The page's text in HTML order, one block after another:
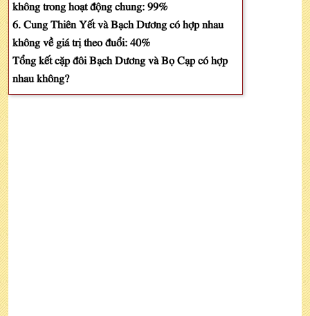
không trong hoạt động chung: 99%
6. Cung Thiên Yết và Bạch Dương có hợp nhau
không về giá trị theo đuổi: 40%
Tổng kết cặp đôi Bạch Dương và Bọ Cạp có hợp
nhau không?